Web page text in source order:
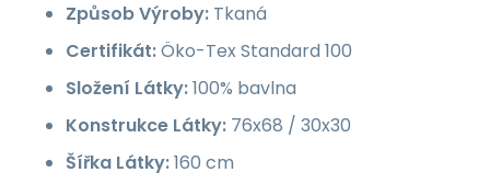
Způsob Výroby: Tkaná
Certifikát:Öko-Tex Standard 100
Složení Látky:100% bavlna
Konstrukce Látky: 76x68 / 30x30
Šířka Látky:160 cm